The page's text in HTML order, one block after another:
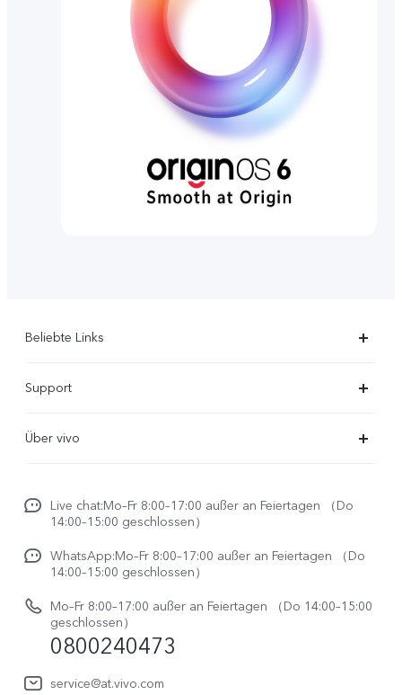
Beliebte Links
X300
V70 FE
vivo Buds Air3
Support
Funtouch OS
IMEI-Authentifizierung
System Verbesserung
Reparaturerfassung
Benutzerhandbuch
Log aktualisieren
Über vivo
Impressum
Rechtliche Hinweise
vivo Datenschutzcenter
Live chat:Mo–Fr 8:00–17:00 außer an Feiertagen （Do
14:00–15:00 geschlossen）
WhatsApp:Mo–Fr 8:00–17:00 außer an Feiertagen （Do
14:00–15:00 geschlossen）
Mo–Fr 8:00–17:00 außer an Feiertagen （Do 14:00–15:00
geschlossen）
0800240473
service@at.vivo.com